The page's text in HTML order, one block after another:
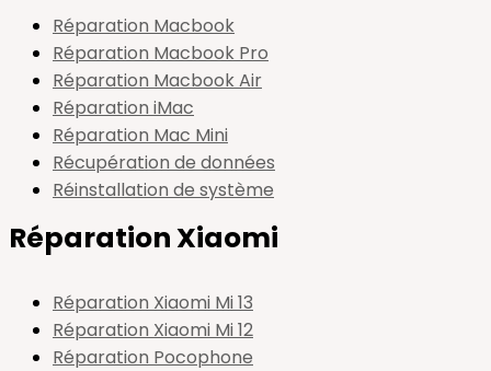
Réparation Macbook
Réparation Macbook Pro
Réparation Macbook Air
Réparation iMac
Réparation Mac Mini
Récupération de données
Réinstallation de système
Réparation Xiaomi
Réparation Xiaomi Mi 13
Réparation Xiaomi Mi 12
Réparation Pocophone